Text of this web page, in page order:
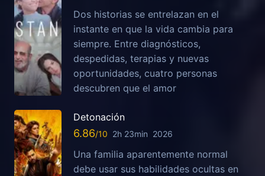
Dos historias se entrelazan en el
instante en que la vida cambia para
siempre. Entre diagnósticos,
despedidas, terapias y nuevas
oportunidades, cuatro personas
descubren que el amor
Detonación
6.86 2h 23min 2026
Una familia aparentemente normal
debe usar sus habilidades ocultas en